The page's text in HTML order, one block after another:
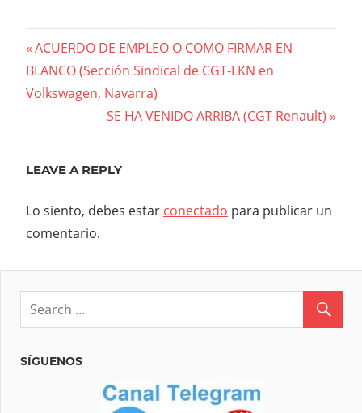
Navegación
de
entradas
Previous
Post:
ACUERDO DE EMPLEO O COMO FIRMAR EN
BLANCO (Sección Sindical de CGT-LKN en
Volkswagen, Navarra)
Next
SE HA VENIDO ARRIBA (CGT Renault)
LEAVE A REPLY
Lo siento, debes estar conectado para publicar un
comentario.
SÍGUENOS